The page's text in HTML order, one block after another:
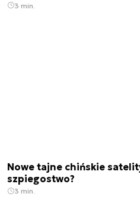
3 min.
Nowe tajne chińskie
szpiegostwo?
3 min.